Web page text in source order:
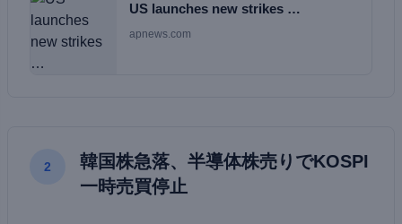
US launches new strikes …
apnews.com
2
韓国株急落、半導体株売りでKOSPI
一時売買停止